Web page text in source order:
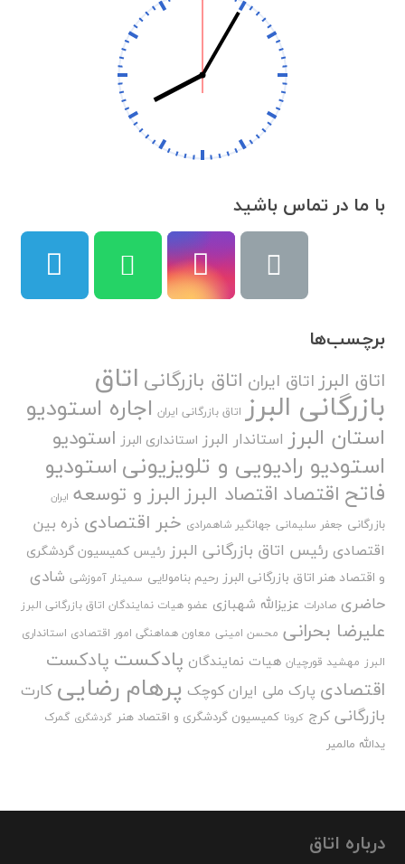
با ما در تماس باشید
برچسب‌ها
اتاق البرز اتاق ایران اتاق بازرگانی اتاق
بازرگانی البرز اتاق بازرگانی ایران اجاره استودیو
استان البرز استاندار البرز استانداری البرز استودیو
استودیو رادیویی و تلویزیونیاستودیو
فاتح اقتصاد اقتصاد البرزالبرز و توسعه ایران
بازرگانی جعفر سلیمانی جهانگیر شاهمرادی خبر اقتصادی ذره بین
اقتصادی رئیس اتاق بازرگانی البرز رئیس کمیسیون گردشگری
و اقتصاد هنر اتاق بازرگانی البرز رحیم بنامولایی سمینار آموزشی شادی
حاضری صادرات عزیزالله شهبازی عضو هیات نمایندگان اتاق بازرگانی البرز
علیرضا بحرانی محسن امینی معاون هماهنگی امور اقتصادی استانداری
البرز مهشید قورچیان هیات نمایندگان پادکست پادکست
اقتصادی پارک ملی ایران کوچک پرهام رضایی کارت
بازرگانی کرج کرونا کمیسیون گردشگری و اقتصاد هنر گردشگری گمرک
یدالله مالمیر
درباره اتاق